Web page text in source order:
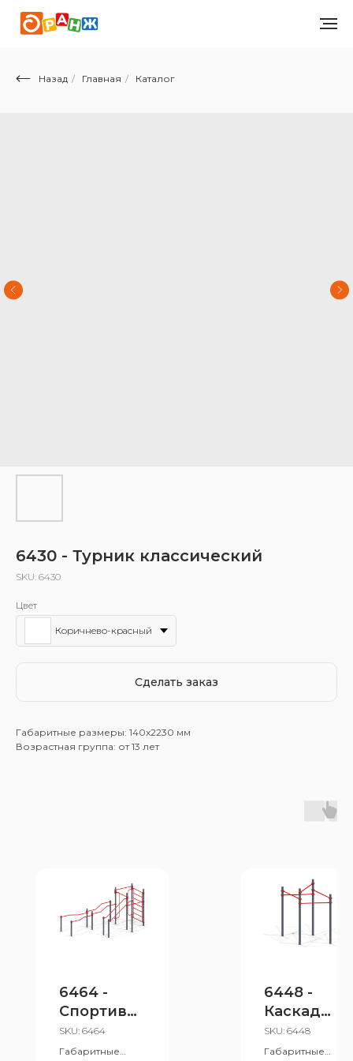
Назад / Главная / Каталог
6430 - Турник классический
SKU: 6430
Цвет
Коричнево-красный
Сделать заказ
Габаритные размеры: 140x2230 мм
Возрастная группа: от 13 лет
6464 -
Спортивн
ый
комплекс
SKU: 6464
Габаритные
6448 -
Каскад
турников
"Двойной
SKU: 6448
Габаритные